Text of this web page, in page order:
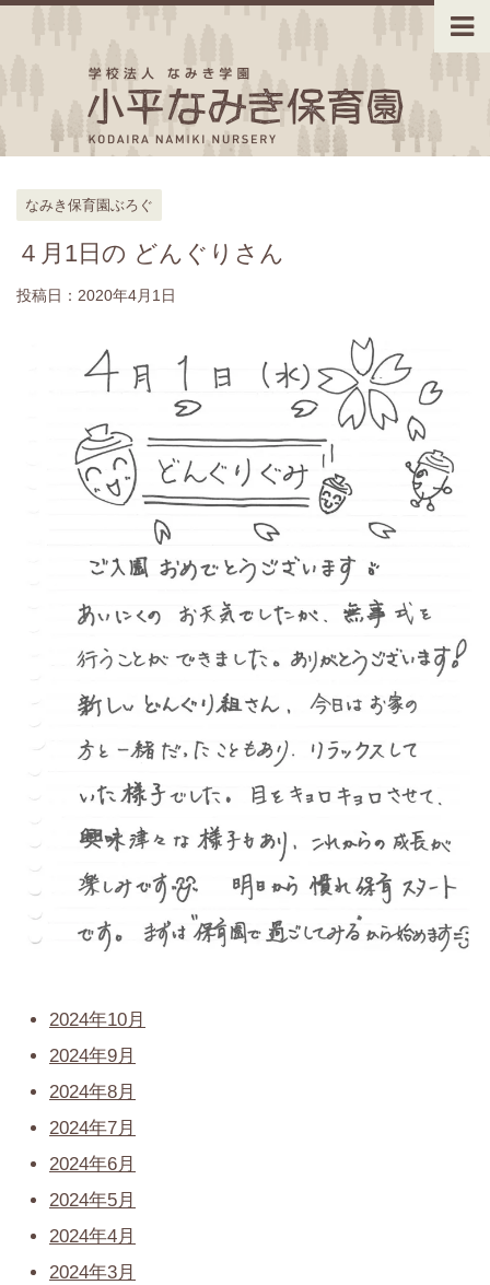
なみき保育園ぶろぐ
４月1日の どんぐりさん
投稿日： 2020年4月1日
2024年10月
2024年9月
2024年8月
2024年7月
2024年6月
2024年5月
2024年4月
2024年3月